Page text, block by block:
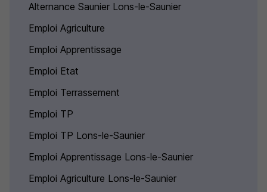
Alternance Saunier Lons-le-Saunier
Emploi Agriculture
Emploi Apprentissage
Emploi Etat
Emploi Terrassement
Emploi TP
Emploi TP Lons-le-Saunier
Emploi Apprentissage Lons-le-Saunier
Emploi Agriculture Lons-le-Saunier